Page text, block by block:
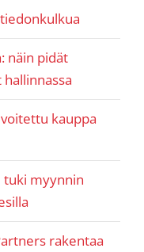
näin pidät
kauppa
tuki myynnin
rakentaa